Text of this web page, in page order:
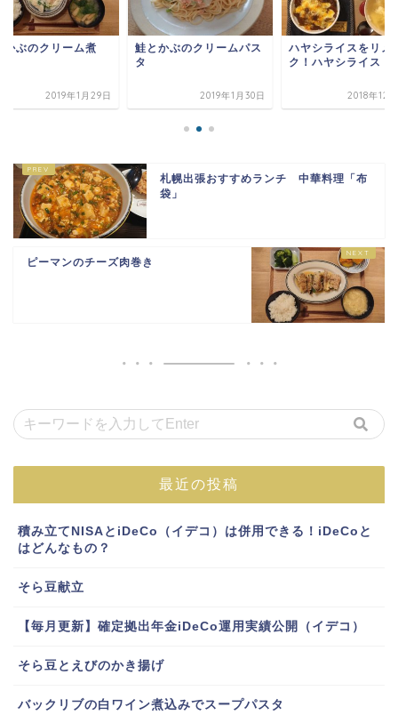
かぶのクリーム煮
2019年1月29日
鮭とかぶのクリームパス
タ
2019年1月30日
ハヤシライスをリメ
ク！ハヤシライスド
2018年12
札幌出張おすすめランチ 中華料理「布
袋」
ピーマンのチーズ肉巻き
最近の投稿
積み立てNISAとiDeCo（イデコ）は併用できる！iDeCoと
はどんなもの？
そら豆献立
【毎月更新】確定拠出年金iDeCo運用実績公開（イデコ）
そら豆とえびのかき揚げ
バックリブの白ワイン煮込みでスープパスタ